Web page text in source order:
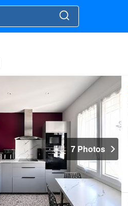
7 Photos